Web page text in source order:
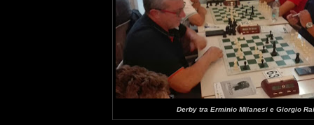
Derby tra Erminio Milanesi e Giorgio